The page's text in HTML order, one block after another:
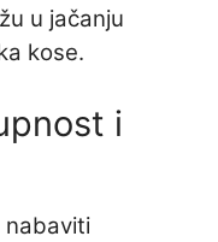
u jačanju
kose.
i
nabaviti